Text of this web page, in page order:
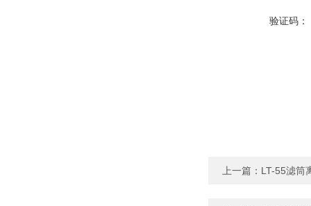
验证码：
上一篇： LT-55滤筒